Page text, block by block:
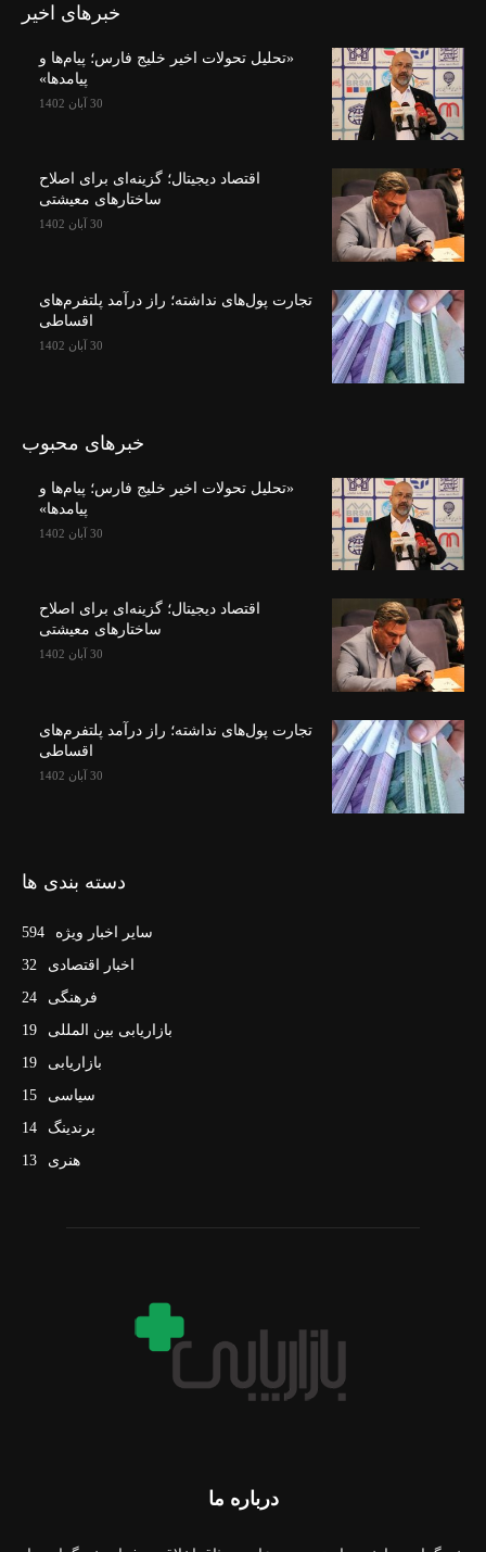
خبرهای اخیر
«تحلیل تحولات اخیر خلیج فارس؛ پیام‌ها و
پیامدها»
30 آبان 1402
اقتصاد دیجیتال؛ گزینه‌ای برای اصلاح
ساختارهای معیشتی
30 آبان 1402
تجارت پول‌های نداشته؛ راز درآمد پلتفرم‌های
اقساطی
30 آبان 1402
خبرهای محبوب
«تحلیل تحولات اخیر خلیج فارس؛ پیام‌ها و
پیامدها»
30 آبان 1402
اقتصاد دیجیتال؛ گزینه‌ای برای اصلاح
ساختارهای معیشتی
30 آبان 1402
تجارت پول‌های نداشته؛ راز درآمد پلتفرم‌های
اقساطی
30 آبان 1402
دسته بندی ها
سایر اخبار ویژه
594
اخبار اقتصادی
32
فرهنگی
24
بازاریابی بین المللی
19
بازاریابی
19
سیاسی
15
برندینگ
14
هنری
13
درباره ما